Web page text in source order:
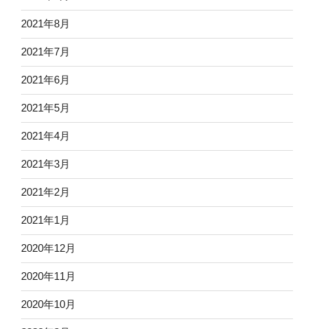
2021年8月
2021年7月
2021年6月
2021年5月
2021年4月
2021年3月
2021年2月
2021年1月
2020年12月
2020年11月
2020年10月